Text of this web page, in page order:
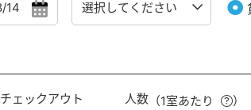
チェックアウト 人数（1室あたり ）